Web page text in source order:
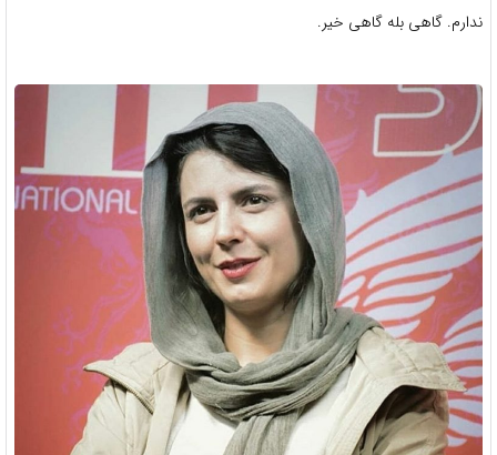
ندارم. گاهی بله گاهی خیر.